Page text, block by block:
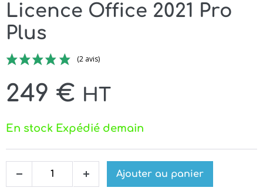
Licence Office 2021 Pro
Plus
(2 avis)
249 € HT
En stock Expédié demain
quantité
de
Increase
Ajouter au panier